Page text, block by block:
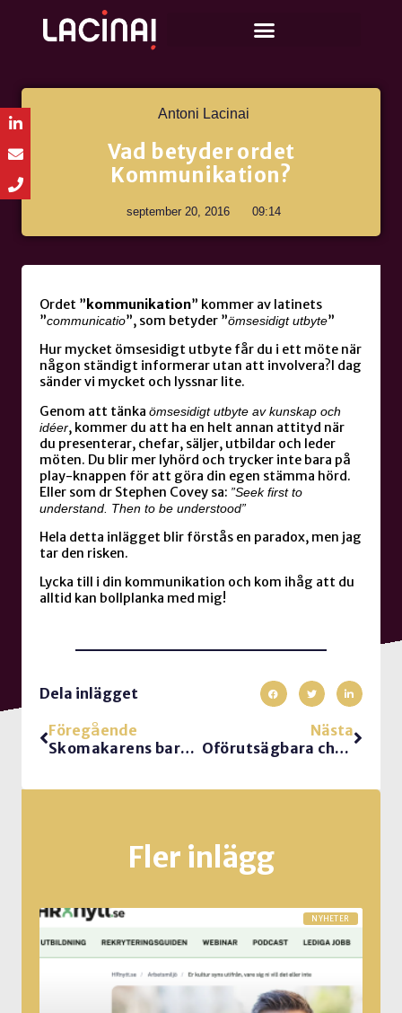
Antoni Lacinai
Vad betyder ordet
Kommunikation?
september 20, 2016 09:14
Ordet ” kommunikation” kommer av latinets
”communicatio”, som betyder ”ömsesidigt utbyte”
Hur mycket ömsesidigt utbyte får du i ett möte när
någon ständigt informerar utan att involvera?I dag
sänder vi mycket och lyssnar lite.
Genom att tänka ömsesidigt utbyte av kunskap och
idéer, kommer du att ha en helt annan attityd när
du presenterar, chefar, säljer, utbildar och leder
möten. Du blir mer lyhörd och trycker inte bara på
play-knappen för att göra din egen stämma hörd.
Eller som dr Stephen Covey sa: ”Seek first to
understand. Then to be understood”
Hela detta inlägget blir förstås en paradox, men jag
tar den risken.
Lycka till i din kommunikation och kom ihåg att du
alltid kan bollplanka med mig!
Dela inlägget
Föregående
Skomakarens barn och virtuella möten
Nästa
Oförutsägbara chefer grusar
Fler inlägg
NYHETER